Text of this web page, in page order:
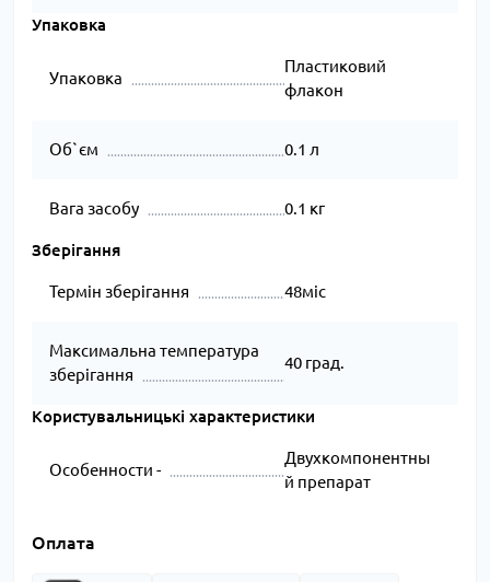
Упаковка
Упаковка
Пластиковий
флакон
Об`єм 0.1 л
Вага засобу 0.1 кг
Зберігання
Термін зберігання 48міс
Максимальна температура
зберігання
40 град.
Користувальницькі характеристики
Особенности -
Двухкомпонентны
й препарат
Оплата